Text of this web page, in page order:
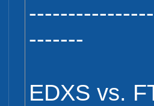
-------
EDXS vs.